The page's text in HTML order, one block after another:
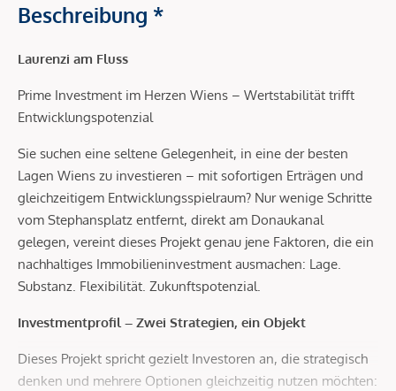
Beschreibung *
Laurenzi am Fluss
Prime Investment im Herzen Wiens – Wertstabilität trifft
Entwicklungspotenzial
Sie suchen eine seltene Gelegenheit, in eine der besten
Lagen Wiens zu investieren – mit sofortigen Erträgen und
gleichzeitigem Entwicklungsspielraum? Nur wenige Schritte
vom Stephansplatz entfernt, direkt am Donaukanal
gelegen, vereint dieses Projekt genau jene Faktoren, die ein
nachhaltiges Immobilieninvestment ausmachen: Lage.
Substanz. Flexibilität. Zukunftspotenzial.
Investmentprofil – Zwei Strategien, ein Objekt
Dieses Projekt spricht gezielt Investoren an, die strategisch
denken und mehrere Optionen gleichzeitig nutzen möchten: